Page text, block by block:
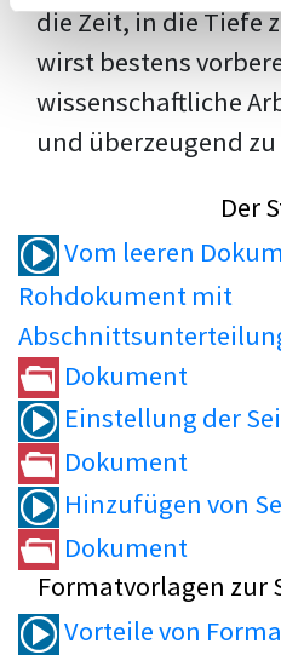
die Zeit, in die Tiefe
wirst bestens
wissenschaftliche
und überzeugend
Der
Vom leeren
Rohdokument mit
Dokument
Einstellung der
Dokument
Hinzufügen von
Dokument
Formatvorlagen
Vorteile von